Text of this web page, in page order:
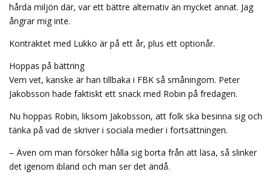
hårda miljön där, var ett bättre alternativ än mycket annat. Jag
ångrar mig inte.
Kontraktet med Lukko är på ett år, plus ett optionår.
Hoppas på bättring
Vem vet, kanske är han tillbaka i FBK så småningom. Peter
Jakobsson hade faktiskt ett snack med Robin på fredagen.
Nu hoppas Robin, liksom Jakobsson, att folk ska besinna sig och
tänka på vad de skriver i sociala medier i fortsättningen.
– Även om man försöker hålla sig borta från att läsa, så slinker
det igenom ibland och man ser det ändå.